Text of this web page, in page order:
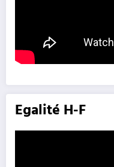
Egalité H-F